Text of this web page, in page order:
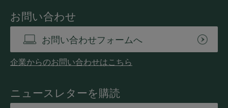
お問い合わせ
お問い合わせフォームへ
企業からのお問い合わせはこちら
ニュースレターを購読